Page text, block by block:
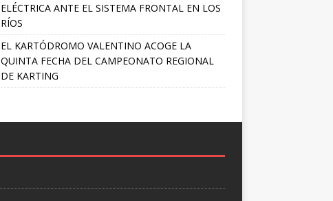
ELÉCTRICA ANTE EL SISTEMA FRONTAL EN LOS
RÍOS
EL KARTÓDROMO VALENTINO ACOGE LA
QUINTA FECHA DEL CAMPEONATO REGIONAL
DE KARTING